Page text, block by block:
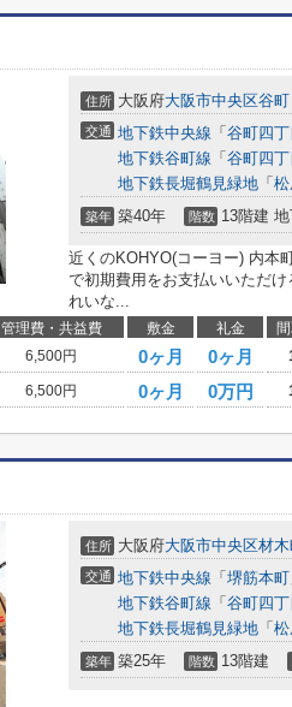
住所 大阪府大阪市中央区谷町
交通 地下鉄中央線 「 谷町四丁
地下鉄谷町線 「 谷町四丁
地下鉄長堀鶴見緑地 「
築年 築40年 階数 13階建
近くのKOHYO(コーヨー) 内本
で初期費用をお支払いいただ
れいな...
管理費・共益費 敷金 礼金
6,500円 0ヶ月 0ヶ月
6,500円 0ヶ月 0万円
住所 大阪府大阪市中央区材
交通 地下鉄中央線 「 堺筋本町
地下鉄谷町線 「 谷町四丁
地下鉄長堀鶴見緑地 「
築年 築25年 階数 13階建